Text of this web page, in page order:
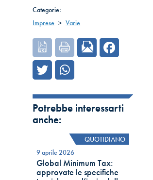
Categorie:
Imprese > Varie
Potrebbe interessarti
anche:
QUOTIDIANO
9 aprile 2026
Global Minimum Tax:
approvate le specifiche